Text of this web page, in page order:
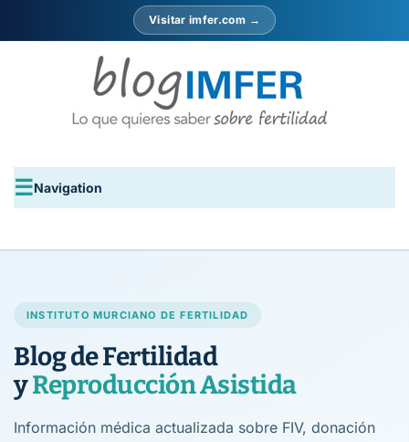
Visitar imfer.com →
Navigation
INSTITUTO MURCIANO DE FERTILIDAD
Blog de Fertilidad
yReproducción Asistida
Información médica actualizada sobre FIV, donación